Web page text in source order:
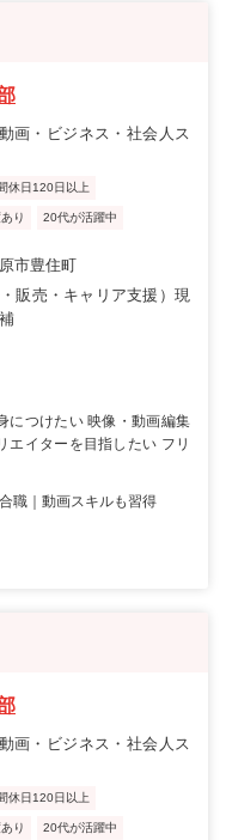
画・ビジネス・社会人ス
休日120日以上
り 20代が活躍中
市豊住町
販売・キャリア支援）現
につけたい 映像・動画編集
エイターを目指したい フリ
職｜動画スキルも習得
画・ビジネス・社会人ス
休日120日以上
り 20代が活躍中